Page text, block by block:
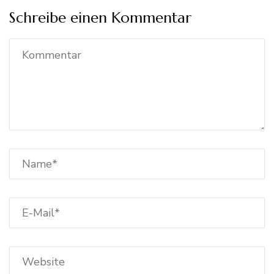
Schreibe einen Kommentar